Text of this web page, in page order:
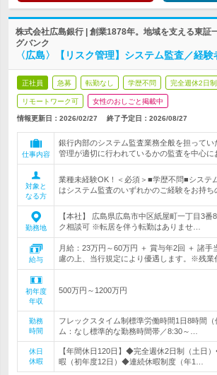
株式会社広島銀行 | 創業1878年。地域を支える東証
グバンク
〈広島〉【リスク管理】システム監査／経
正社員 急募 転勤なし 学歴不問 完全週休2日制
リモートワーク可 女性のおしごと掲載中
情報更新日：2026/02/27 終了予定日： 2026/08/27
仕事内容
銀行内部のシステム監査業務全般を担ってい
管理が適切に行われているかの監査を中心に
対象と
なる方
業種未経験OK！＜必須＞■学歴不問■システ
はシステム監査のいずれかのご経験をお持ち
勤務地
【本社】 広島県広島市中区紙屋町一丁目3
ク相談可 ※転居を伴う転勤はありませ…
給与
月給：23万円～60万円 ＋ 賞与年2回 ＋ 諸
慮の上、当行規定により優遇します。※残業
初年度
年収
500万円～1200万円
勤務
時間
フレックスタイム制標準労働時間1日8時間（
ム：なし標準的な勤務時間帯／8:30～…
休日
休暇
【年間休日120日】◆完全週休2日制（土日
暇（初年度12日）◆連続休暇制度（年1…